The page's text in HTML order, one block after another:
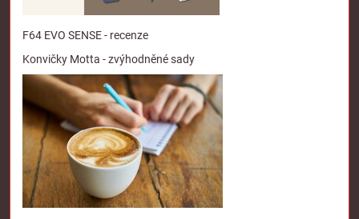
F64 EVO SENSE - recenze
Konvičky Motta - zvýhodněné sady